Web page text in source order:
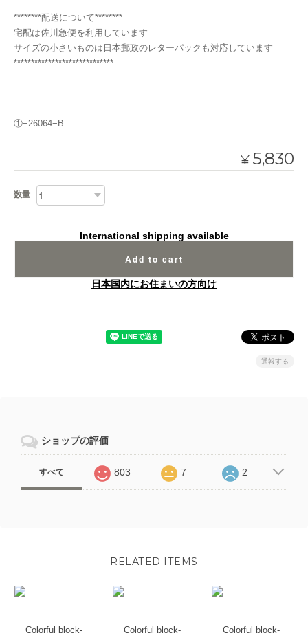
********配送について********
宅配は佐川急便を利用しています
サイズの小さいものは日本郵政のレターパックも対応しています
*****************************
①−26064−B
¥ 5,830
数量
International shipping available
Add to cart
日本国内にお住まいの方向け
通報する
ショップの評価
すべて 803 7 2
RELATED ITEMS